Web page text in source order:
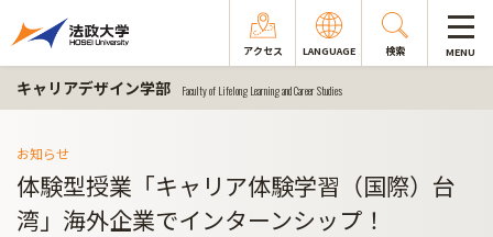
アクセス LANGUAGE 検索 MENU
キャリアデザイン学部 Faculty of Lifelong Learning and Career Studies
お知らせ
体験型授業「キャリア体験学習（国際）台
湾」海外企業でインターンシップ！